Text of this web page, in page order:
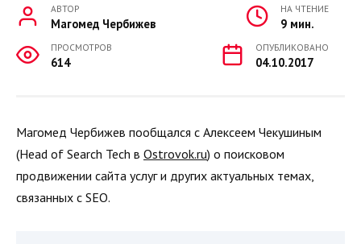
АВТОР
Магомед Чербижев
НА ЧТЕНИЕ
9 мин.
ПРОСМОТРОВ
614
ОПУБЛИКОВАНО
04.10.2017
Магомед Чербижев пообщался с Алексеем Чекушиным
(Head of Search Tech в Ostrovok.ru) о поисковом
продвижении сайта услуг и других актуальных темах,
связанных с SEO.